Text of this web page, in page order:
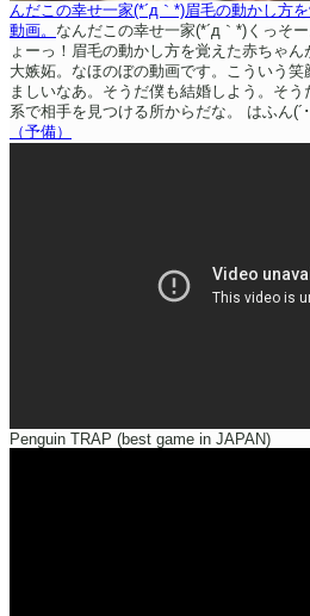
んだこの幸せ一家(*´д｀*)眉毛の動かし方
動画。 なんだこの幸せ一家(*´д｀*)くっそ
ょーっ！眉毛の動かし方を覚えた赤ちゃ
大嫉妬。なほのぼの動画です。こういう
ましいなあ。そうだ僕も結婚しよう。そ
系で相手を見つける所からだな。
はふん(´
（予備）
Penguin TRAP (best game in JAPAN)